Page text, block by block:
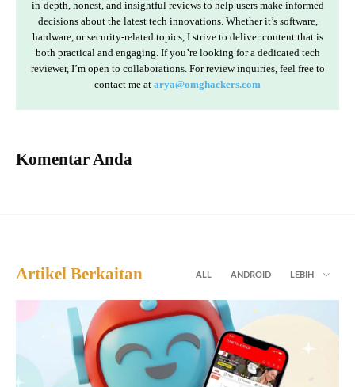
in-depth, honest, and insightful reviews to help users make informed
decisions about the latest tech innovations. Whether it’s software,
hardware, or security-related topics, I strive to deliver content that is
both practical and engaging. If you’re looking for a dedicated tech
reviewer, I’m open to collaborations. For review inquiries, feel free to
contact me at arya@omghackers.com
Komentar Anda
Artikel Berkaitan ALL ANDROID LEBIH